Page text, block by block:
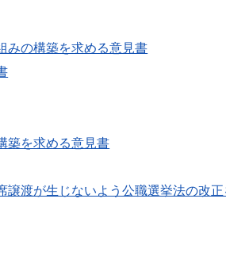
みの構築を求める意見書
築を求める意見書
渡が生じないよう公職選挙法の改